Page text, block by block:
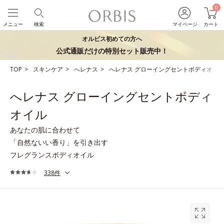
マイページ
0
カート
検索
メニュー
オルビス初めての方へ
公式通販だけの特別セット販売中！
TOP スキンケア へレナス へレナス グローイングセントボディオイル
へレナス グローイングセントボディ
オイル
あなたの肌に合わせて
「自然ないい香り」を引き出す
フレグランスボディオイル
338件